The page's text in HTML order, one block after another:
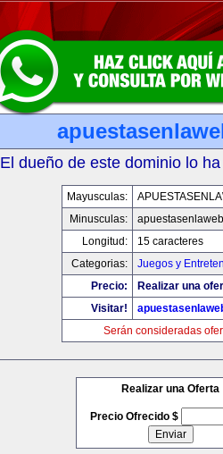
El dueño de este dominio lo
Mayusculas:
Minusculas:
Longitud:
15 caracteres
Categorias:
Juegos y
Precio:
Realizar una
Visitar!
Serán consideradas
Realizar una Oferta
Precio Ofrecido $